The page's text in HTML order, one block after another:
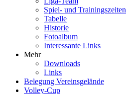
Spiel- und Trainingszeiten
Tabelle
Historie
Fotoalbum
Interessante Links
Mehr
Downloads
Links
Belegung Vereinsgelände
Volley-Cup